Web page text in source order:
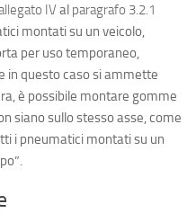
IV al paragrafo 3.2.1
montati su un veicolo,
per uso temporaneo,
in questo caso si ammette
è possibile montare gomme
siano sullo stesso asse, come
i pneumatici montati su un
”.